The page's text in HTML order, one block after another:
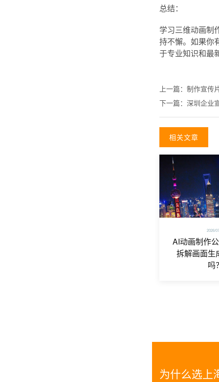
总结：
学习三维动画制
持不懈。如果你
于专业知识和最
上一篇： 制作宣传
下一篇： 深圳企业
相关文章
2026/
AI动画制作
拆解画面生
吗
为什么选上